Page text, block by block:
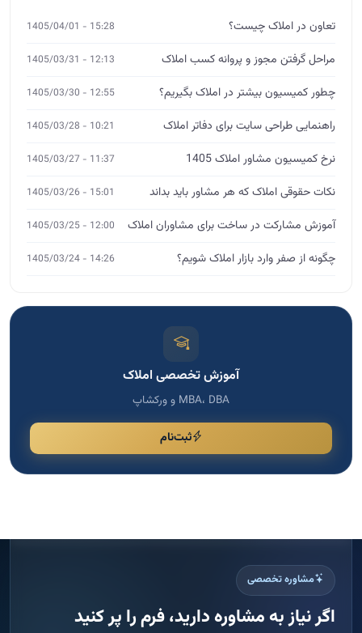
تعاون در املاک چیست؟ 15:28 - 1405/04/01
مراحل گرفتن مجوز و پروانه کسب املاک 12:13 - 1405/03/31
چطور کمیسیون بیشتر در املاک بگیریم؟ 12:55 - 1405/03/30
راهنمایی طراحی سایت برای دفاتر املاک 10:21 - 1405/03/28
نرخ کمیسیون مشاور املاک 1405 11:37 - 1405/03/27
نکات حقوقی املاک که هر مشاور باید بداند 15:01 - 1405/03/26
آموزش مشارکت در ساخت برای مشاوران املاک 12:00 - 1405/03/25
چگونه از صفر وارد بازار املاک شویم؟ 14:26 - 1405/03/24
آموزش تخصصی املاک
MBA، DBA و ورکشاپ
ثبت‌نام
مشاوره تخصصی
اگر نیاز به مشاوره دارید، فرم را پر کنید